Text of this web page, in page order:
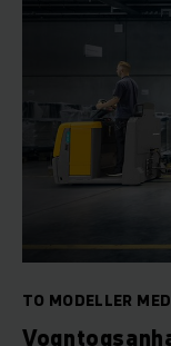
TO MODELLER